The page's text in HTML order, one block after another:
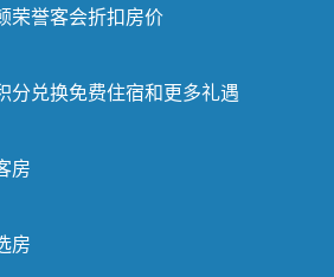
荣誉客会折扣房价
分兑换免费住宿和更多礼遇
房
房